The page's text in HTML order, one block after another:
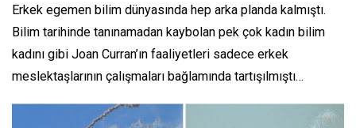
Erkek egemen bilim dünyasında hep arka planda kalmıştı.
Bilim tarihinde tanınamadan kaybolan pek çok kadın bilim
kadını gibi Joan Curran’ın faaliyetleri sadece erkek
meslektaşlarının çalışmaları bağlamında tartışılmıştı…